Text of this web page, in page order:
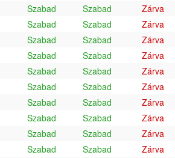
Szabad Szabad
Zárva
Szabad Szabad
Zárva
Szabad Szabad
Zárva
Szabad Szabad
Zárva
Szabad Szabad
Zárva
Szabad Szabad
Zárva
Szabad Szabad
Zárva
Szabad Szabad
Zárva
Szabad Szabad
Zárva
Szabad Szabad
Zárva